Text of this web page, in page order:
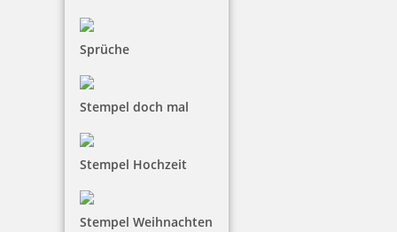
Sprüche
Stempel doch mal
Stempel Hochzeit
Stempel Weihnachten
Jetzt gestalten